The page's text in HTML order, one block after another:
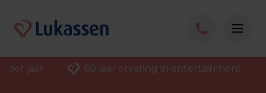
per jaar 60 jaar ervaring in entertainment